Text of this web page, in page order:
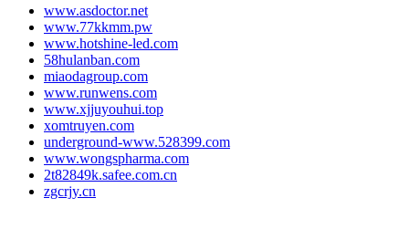
www.asdoctor.net
www.77kkmm.pw
www.hotshine-led.com
58hulanban.com
miaodagroup.com
www.runwens.com
www.xjjuyouhui.top
xomtruyen.com
underground-www.528399.com
www.wongspharma.com
2t82849k.safee.com.cn
zgcrjy.cn